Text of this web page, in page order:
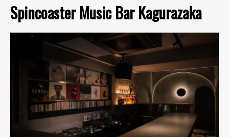
Spincoaster Music Bar Kagurazaka